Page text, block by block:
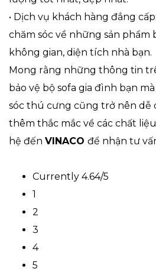
• Dịch vụ khách hàng đẳng
chăm sóc về những sản phẩm
không gian, diện tích nhà bạn.
Mong rằng những thông tin
bảo vệ bộ sofa gia đình bạn
sóc thú cưng cũng trở nên dễ
thêm thắc mắc về các chất
hệ đến VINACO để nhận tư
Currently 4.64/5
1
2
3
4
5